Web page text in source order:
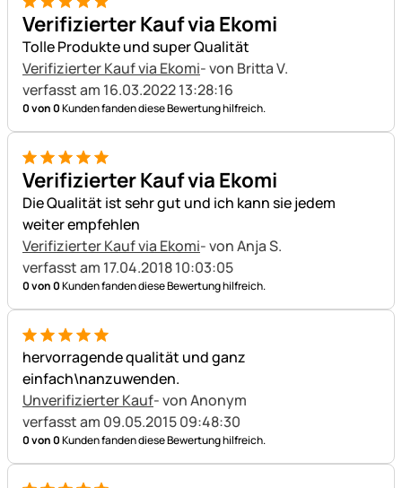
5 von 5
Verifizierter Kauf via Ekomi
Tolle Produkte und super Qualität
Verifizierter Kauf via Ekomi- von Britta V.
verfasst am 16.03.2022 13:28:16
0 von 0Kunden fanden diese Bewertung hilfreich.
5 von 5
Verifizierter Kauf via Ekomi
Die Qualität ist sehr gut und ich kann sie jedem
weiter empfehlen
Verifizierter Kauf via Ekomi- von Anja S.
verfasst am 17.04.2018 10:03:05
0 von 0Kunden fanden diese Bewertung hilfreich.
5 von 5
hervorragende qualität und ganz
einfach\nanzuwenden.
Unverifizierter Kauf- von Anonym
verfasst am 09.05.2015 09:48:30
0 von 0Kunden fanden diese Bewertung hilfreich.